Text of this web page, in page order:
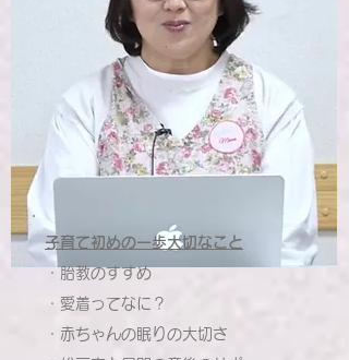
​子育て初めの一歩大切なこと
・胎教のすすめ
・愛着ってなに？
・赤ちゃんの眠りの大切さ